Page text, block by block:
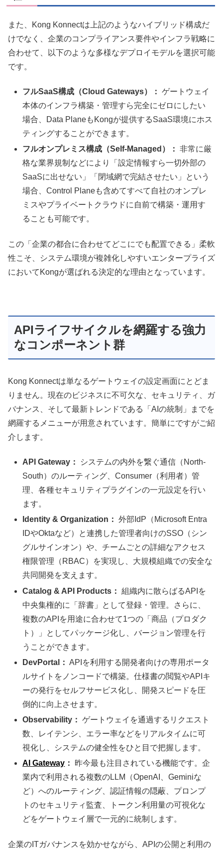
また、Kong Konnectは上記のようなハイブリッド構成だ
けでなく、企業のコンプライアンス要件やインフラ戦略に
合わせて、以下のような多様なデプロイモデルを選択可能
です。
フルSaaS構成（Cloud Gateways）： ゲートウェイ
本体のインフラ構築・管理すら完全にゼロにしたい
場合、Data PlaneもKongが提供するSaaS環境にホス
ティングすることができます。
フルオンプレミス構成（Self-Managed）： 非常に厳
格な業界規制などにより「設定情報すら一切外部の
SaaSに出せない」「閉域網で完結させたい」という
場合、Control Planeも含めてすべて自社のオンプレ
ミスやプライベートクラウドに自前で構築・運用す
ることも可能です。
この「企業の都合に合わせてどこにでも配置できる」柔軟
性こそ、システム環境が複雑化しやすいエンタープライズ
においてKongが選ばれる決定的な理由となっています。
APIライフサイクルを網羅する強力
なコンポーネント群
Kong Konnectは単なるゲートウェイの設定画面にとどま
りません。現在のビジネスに不可欠な、セキュリティ、ガ
バナンス、そして最新トレンドである「AIの統制」までを
網羅するメニューが用意されています。簡単にですがご紹
介します。
API Gateway：
システムの内外を繋ぐ通信（North-
South）のルーティング、Consumer（利用者）管
理、各種セキュリティプラグインの一元設定を行い
ます。
Identity & Organization： 外部IdP（Microsoft Entra
IDやOktaなど）と連携した管理者向けのSSO（シン
グルサインオン）や、チームごとの詳細なアクセス
権限管理（RBAC）を実現し、大規模組織での安全な
共同開発を支えます。
Catalog & API Products： 組織内に散らばるAPIを
中央集権的に「辞書」として登録・管理。さらに、
複数のAPIを用途に合わせて1つの「商品（プロダク
ト）」としてパッケージ化し、バージョン管理を行
うことができます。
DevPortal： APIを利用する開発者向けの専用ポータ
ルサイトをノンコードで構築。仕様書の閲覧やAPIキ
ーの発行をセルフサービス化し、開発スピードを圧
倒的に向上させます。
Observability： ゲートウェイを通過するリクエスト
数、レイテンシ、エラー率などをリアルタイムに可
視化し、システムの健全性をひと目で把握します。
AI Gateway ：
昨今最も注目されている機能です。企
業内で利用される複数のLLM（OpenAI、Geminiな
ど）へのルーティング、認証情報の隠蔽、プロンプ
トのセキュリティ監査、トークン利用量の可視化な
どをゲートウェイ層で一元的に統制します。
企業のITガバナンスを効かせながら、APIの公開と利用の